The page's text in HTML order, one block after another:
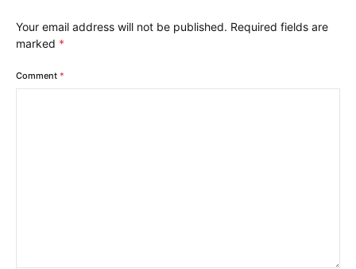
Your email address will not be published. Required fields are
marked *
Comment *